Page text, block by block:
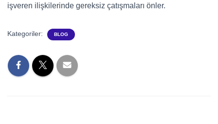
işveren ilişkilerinde gereksiz çatışmaları önler.
Kategoriler: BLOG